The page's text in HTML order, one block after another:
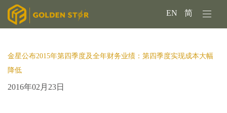
EN 简
金星公布2015年第四季度及全年财务业绩：第四季度实现成本大幅
降低
2016年02月23日